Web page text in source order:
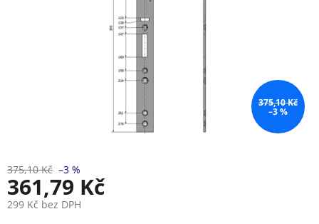
375,10 Kč
–3 %
375,10 Kč –3 %
361,79 Kč
299 Kč bez DPH